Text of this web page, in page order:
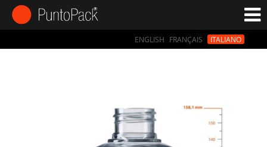
ENGLISH FRANÇAIS ITALIANO